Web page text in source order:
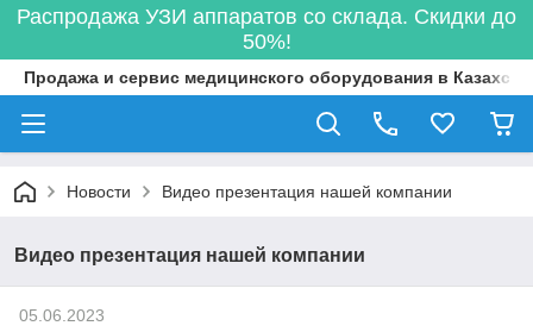
Распродажа УЗИ аппаратов со склада. Скидки до
50%!
Продажа и сервис медицинского оборудования в
Новости Видео презентация нашей компании
Видео презентация нашей компании
05.06.2023